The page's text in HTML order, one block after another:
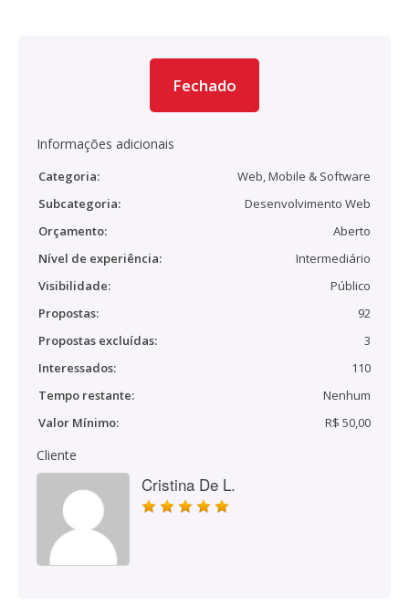
Fechado
Informações adicionais
Categoria:
Web, Mobile & Software
Subcategoria:
Desenvolvimento Web
Orçamento:
Aberto
Nível de experiência:
Intermediário
Visibilidade:
Público
Propostas:
92
Propostas excluídas:
3
Interessados:
110
Tempo restante:
Nenhum
Valor Mínimo:
R$ 50,00
Cliente
Cristina De L.